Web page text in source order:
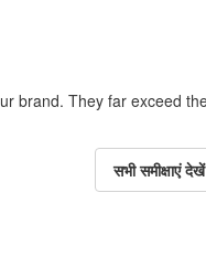
brand. They far exceed
सभी समीक्षाएं देखें